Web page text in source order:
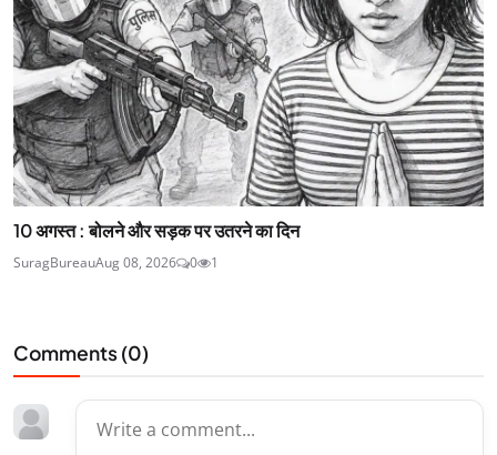
10 अगस्त : बोलने और सड़क पर उतरने का दिन
SuragBureauAug 08, 2026 0 1
Comments (0)